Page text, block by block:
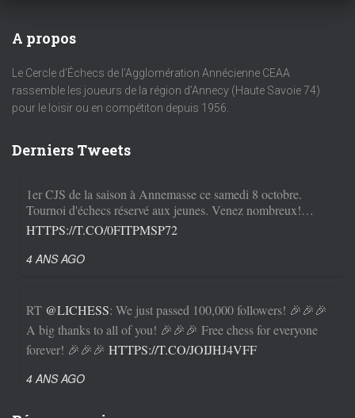
A propos
Le Cercle d’Échecs de l’Agglomération Annécienne CEAA
rassemble les joueurs de la région d’Annecy (Haute Savoie 74)
pour le loisir ou en compétiton depuis 1956.
Derniers Tweets
1er CJS de la saison à Annemasse ce samedi 8 octobre.
Tournoi d'échecs réservé aux jeunes. Venez nombreux!…
HTTPS://T.CO/0FITPMSP72
4 ANS AGO
RT @LICHESS: We just passed 100,000 followers! 🎉🎉🎉
A big thanks to all of you! 🎉🎉🎉 Free chess for everyone
forever! 🎉🎉🎉 HTTPS://T.CO/JOIJHJ4VFF
4 ANS AGO